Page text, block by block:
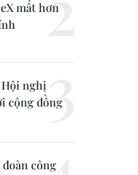
mất hơn
nghị
cộng đồng
công